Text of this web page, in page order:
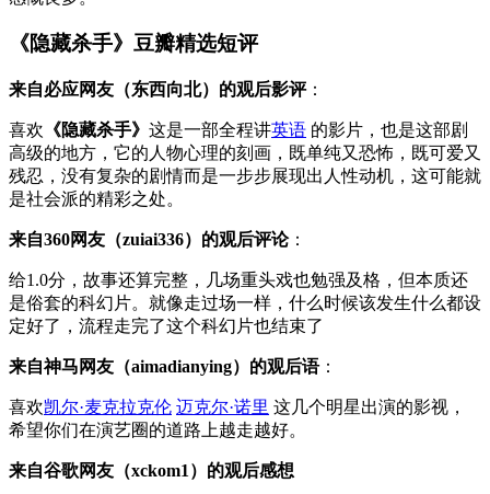
《隐藏杀手》豆瓣精选短评
来自必应网友（东西向北）的观后影评：
喜欢 《隐藏杀手》 这是一部全程讲英语 的影片，也是这部剧
高级的地方，它的人物心理的刻画，既单纯又恐怖，既可爱又
残忍，没有复杂的剧情而是一步步展现出人性动机，这可能就
是社会派的精彩之处。
来自360网友（zuiai336）的观后评论：
给1.0分，故事还算完整，几场重头戏也勉强及格，但本质还
是俗套的科幻片。就像走过场一样，什么时候该发生什么都设
定好了，流程走完了这个科幻片也结束了
来自神马网友（aimadianying）的观后语：
喜欢凯尔·麦克拉克伦 迈克尔·诺里 这几个明星出演的影视，
希望你们在演艺圈的道路上越走越好。
来自谷歌网友（xckom1）的观后感想